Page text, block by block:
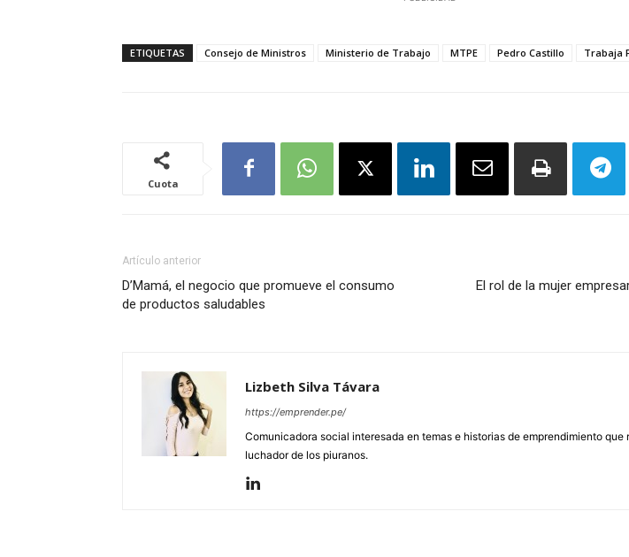
ETIQUETAS Consejo de Ministros Ministerio de Trabajo MTPE Pedro Castillo Trabaja
Cuota
Artículo anterior
D’Mamá, el negocio que promueve el consumo
de productos saludables
El rol de la mujer
Lizbeth Silva Távara
https://emprender.pe/
Comunicadora social interesada en temas e historias de emprendimiento que
luchador de los piuranos.